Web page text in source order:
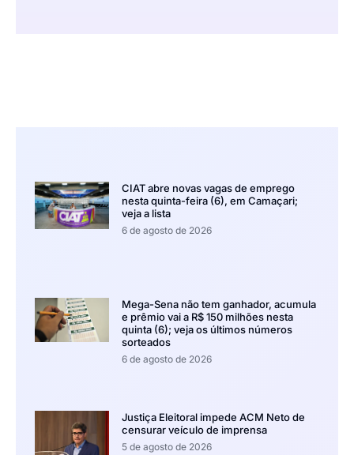
CIAT abre novas vagas de emprego
nesta quinta-feira (6), em Camaçari;
veja a lista
6 de agosto de 2026
Mega-Sena não tem ganhador, acumula
e prêmio vai a R$ 150 milhões nesta
quinta (6); veja os últimos números
sorteados
6 de agosto de 2026
Justiça Eleitoral impede ACM Neto de
censurar veículo de imprensa
5 de agosto de 2026